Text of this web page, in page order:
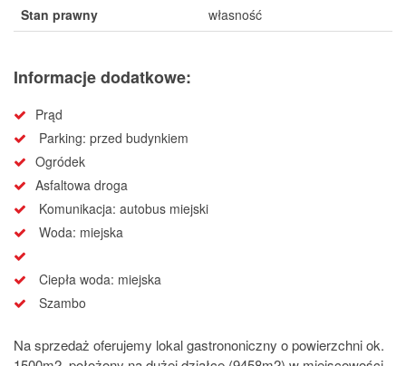
Stan prawny
własność
Informacje dodatkowe:
Prąd
Parking: przed budynkiem
Ogródek
Asfaltowa droga
Komunikacja: autobus miejski
Woda: miejska
Ciepła woda: miejska
Szambo
Na sprzedaż oferujemy lokal gastrononiczny o powierzchni ok.